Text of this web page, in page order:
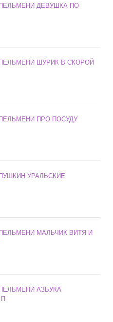
ДЕВУШКА ПО
ШУРИК В СКОРОЙ
ПРО ПОСУДУ
УРАЛЬСКИЕ
МАЛЬЧИК ВИТЯ И
АЗБУКА